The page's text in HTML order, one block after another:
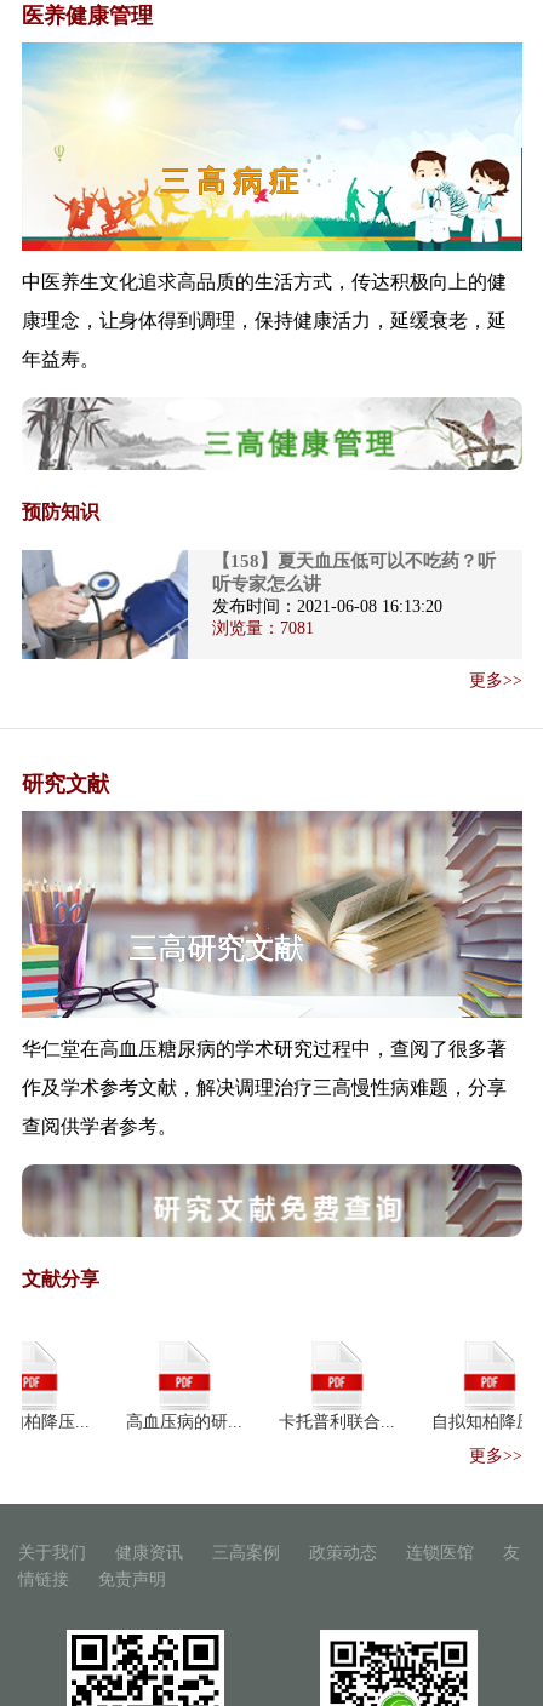
救治临时特殊...
《关于进一步规范医疗机构名称
《关于进一步做好入境人员集中
隔离医学观察...
《关于进一步加强无烟医疗卫生
机构建设工作...
《药事管理和护理专业医疗质量
《关于加强基层医疗卫生机构绩
《新型冠状病毒肺炎诊疗方案
（试行第八版）...
《国家卫生健康委关于加强卫生
作规范》政策...
解读《新冠肺炎治愈患者心理疏
导工作方案》
强医疗机构麻...
解读《全国流行性感冒防控工作
方案（202...
《国家卫生健康委 国家中医药管
理局关于 做...
国家中医药管理局办公室关于进
一步强化中医...
关于加强基层医疗卫生机构绩效
考核的指导意...
《关于加强基层医疗卫生机构绩
效考核的指导...
与规范（试行...
国家发展改革委、国家中医药管
理局负责同志...
保健食品保健功能目录原料目录
管理办法（征...
“互联网+中药材”产业升级之路
人民日报：中药秘方大量流失 成
召开
一带一路"医药机遇：中阿卫生
合作迈入紧密期
医养健康管理
三 高 病 症
中医养生文化追求高品质的生活方式，传达积极向上的健
康理念，让身体得到调理，保持健康活力，延缓衰老，延
年益寿。
预防知识
【158】夏天血压低可以不吃药？听
听专家怎么讲
发布时间：2021-06-08 16:13:20
浏览量： 7081
更多>>
研究文献
三高研究文献
华仁堂在高血压糖尿病的学术研究过程中，查阅了很多著
作及学术参考文献，解决调理治疗三高慢性病难题，分享
查阅供学者参考。
文献分享
降压... 高血压病的研... 卡托普利联合...
自拟知柏降压...
更多>>
关于我们 健康资讯 三高案例 政策动态 连锁医馆
友
情链接
免责声明